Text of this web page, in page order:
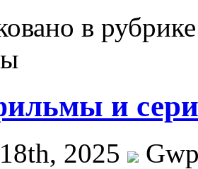
в
и
2025